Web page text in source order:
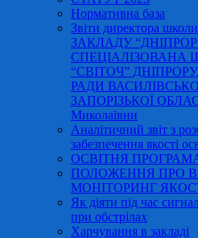
Нормативна база
Звіти директора
ЗАКЛАДУ
СПЕЦІАЛІЗОВАНА
“СВІТОЧ”
РАДИ
ЗАПОРІЗЬКОЇ
Миколаївни
Аналітичний звіт з
забезпечення якості
ОСВІТНЯ ПРОГРАМА
ПОЛОЖЕННЯ ПРО
МОНІТОРИНГ
Як діяти під час
при обстрілах
Харчування в закладі